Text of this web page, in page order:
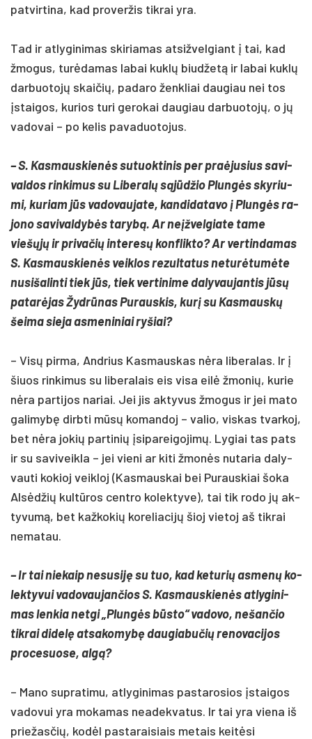
pa­tvir­ti­na, kad pro­ver­žis tik­rai yra.
Tad ir at­ly­gi­ni­mas ski­ria­mas at­si­žvel­giant į tai, kad
žmo­gus, turė­da­mas la­bai kuklų biud­žetą ir la­bai kuklų
dar­buo­tojų skai­čių, pa­da­ro ženk­liai dau­giau nei tos
įstai­gos, ku­rios tu­ri ge­ro­kai dau­giau dar­buo­tojų, o jų
va­do­vai – po ke­lis pa­va­duo­to­jus.
– S. Kas­maus­kienės su­tuok­ti­nis per pra­ėju­sius sa­vi­
val­dos rin­ki­mus su Li­be­ralų sąjūdžio Plungės sky­riu­
mi, ku­riam jūs va­do­vau­ja­te, kan­di­da­ta­vo į Plungės ra­
jo­no sa­vi­val­dybės ta­rybą. Ar ne­įžvel­gia­te ta­me
viešųjų ir pri­va­čių in­te­resų konf­lik­to? Ar ver­tin­da­mas
S. Kas­maus­kienės veik­los re­zul­ta­tus ne­turė­tumė­te
nu­si­ša­lin­ti tiek jūs, tiek ver­ti­ni­me da­ly­vau­jan­tis jūsų
pa­tarė­jas Žydrū­nas Pu­raus­kis, kurį su Kas­mauskų
šei­ma sie­ja as­me­ni­niai ry­šiai?
– Visų pir­ma, And­rius Kas­maus­kas nėra li­be­ra­las. Ir į
šiuos rin­ki­mus su li­be­ra­lais eis vi­sa eilė žmo­nių, ku­rie
nėra par­ti­jos na­riai. Jei jis ak­ty­vus žmo­gus ir jei ma­to
ga­li­mybę dirb­ti mūsų ko­man­doj – va­lio, vis­kas tvar­koj,
bet nėra jo­kių par­ti­nių įsi­pa­rei­go­jimų. Ly­giai tas pa­ts
ir su sa­vi­veik­la – jei vie­ni ar ki­ti žmonės nu­ta­ria da­ly­
vau­ti ko­kioj veik­loj (Kas­maus­kai bei Pu­raus­kiai šo­ka
Alsėd­žių kultū­ros cent­ro ko­lek­ty­ve), tai tik ro­do jų ak­
ty­vumą, bet kaž­ko­kių ko­re­lia­cijų šioj vie­toj aš tik­rai
ne­ma­tau.
– Ir tai nie­kaip ne­su­siję su tuo, kad ke­tu­rių as­menų ko­
lek­ty­vui va­do­vau­jan­čios S. Kas­maus­kienės at­ly­gi­ni­
mas len­kia ne­tgi „Plungės būsto“ va­do­vo, ne­šan­čio
tik­rai di­delę at­sa­ko­mybę dau­gia­bu­čių re­no­va­ci­jos
pro­ce­suo­se, algą?
– Ma­no su­pra­ti­mu, at­ly­gi­ni­mas pa­sta­ro­sios įstai­gos
va­do­vui yra mo­ka­mas nea­dek­va­tus. Ir tai yra vie­na iš
prie­žas­čių, kodėl pa­sta­rai­siais me­tais keitė­si